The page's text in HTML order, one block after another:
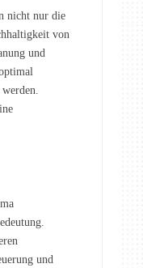
nicht nur die
von
und
und